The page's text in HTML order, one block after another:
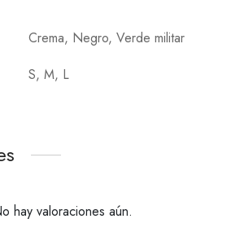
Crema, Negro, Verde militar
S, M, L
hay valoraciones aún.